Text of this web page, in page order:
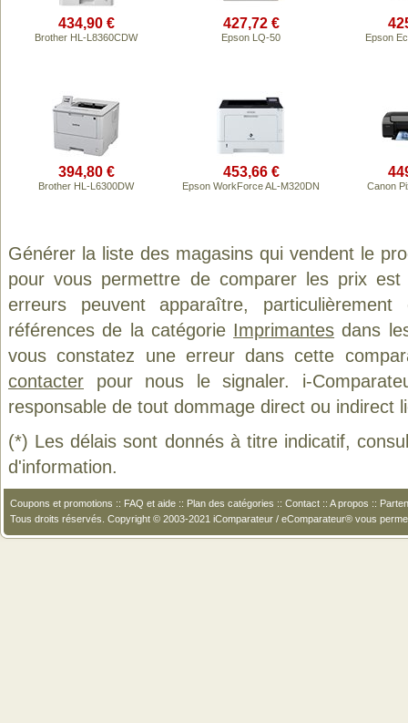
434,90 €
Brother HL-L8360CDW
427,72 €
Epson LQ-50 Epson
394,80 €
Brother HL-L6300DW
453,66 €
Epson WorkForce AL-M320DN Canon
Générer la liste des magasins qui vendent le
pour vous permettre de comparer les prix
erreurs peuvent apparaître,
références de la catégorie Imprimantes dans
vous constatez une erreur dans cette
contacter pour nous le signaler. i-
responsable de tout dommage direct ou indirect
(*) Les délais sont donnés à titre indicatif,
d'information.
Coupons et promotions :: FAQ et aide :: Plan des catégories :: Contact :: A propos ::
Tous droits réservés. Copyright © 2003-2021 iComparateur / eComparateur® vous